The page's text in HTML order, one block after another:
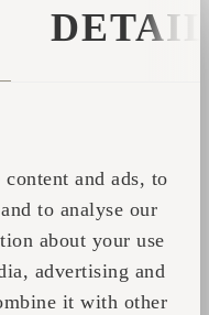
and ads, to
to analyse our
about your use
advertising and
it with other
Compartir
DE
en contacto con
información.